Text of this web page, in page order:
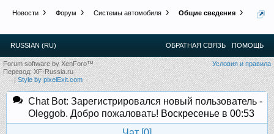
Новости Форум Системы автомобиля Общие сведения
RUSSIAN (RU) ОБРАТНАЯ СВЯЗЬ ПОМОЩЬ
Условия и правила
Forum software by XenForo™
Перевод:XF-Russia.ru
|Style by pixelExit.com
Chat Bot: Зарегистрировался новый пользователь -
Oleggob. Добро пожаловать! Воскресенье в 00:53